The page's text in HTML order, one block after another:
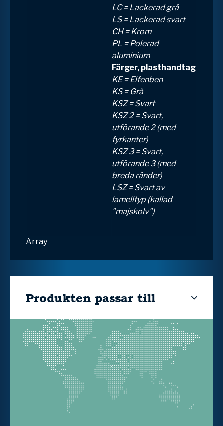
LC = Lackerad grå
LS = Lackerad svart
CH = Krom
PL = Polerad
aluminium
Färger, plasthandtag
KE = Elfenben
KS = Grå
KSZ = Svart
KSZ 2 = Svart,
utförande 2 (med
fyrkanter)
KSZ 3 = Svart,
utförande 3 (med
breda ränder)
LSZ = Svart av
lamelltyp (kallad
"majskolv")
Array
Produkten passar till